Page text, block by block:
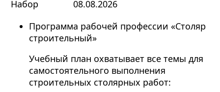
Набор
08.08.2026
Программа рабочей профессии «Столяр
строительный»
Учебный план охватывает все темы для
самостоятельного выполнения
строительных столярных работ: